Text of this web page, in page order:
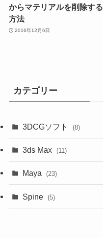
からマテリアルを削除する
方法
2016年12月6日
カテゴリー
3DCGソフト (8)
3ds Max (11)
Maya (23)
Spine (5)